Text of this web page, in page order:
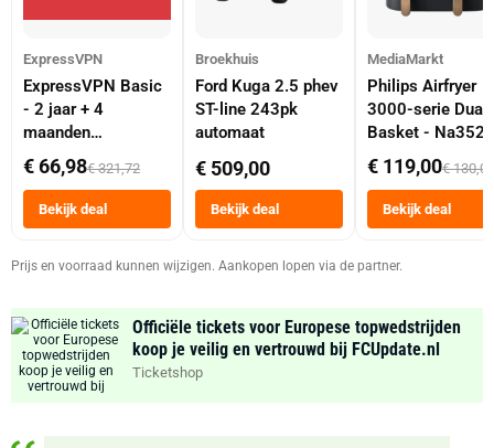
ExpressVPN
ExpressVPN Basic
- 2 jaar + 4
maanden
abonnement
€ 66,98€ 321,72
Bekijk deal
Broekhuis
Ford Kuga 2.5 phev
ST-line 243pk
automaat
€ 509,00
Bekijk deal
MediaMarkt
Philips Airfryer
3000-serie Dual
Basket -
Dubbele Mand 9
Tot 6 Personen
Heteluchtfriteuse
Zwart
€ 119,00€ 130,00
Bekijk deal
Prijs en voorraad kunnen wijzigen. Aankopen lopen via de partner.
Officiële tickets voor Europese topwedstrijden
koop je veilig en vertrouwd bij FCUpdate.nl
Ticketshop